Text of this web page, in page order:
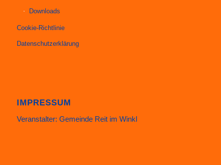
Downloads
Cookie-Richtlinie
Datenschutzerklärung
IMPRESSUM
Veranstalter: Gemeinde Reit im Winkl